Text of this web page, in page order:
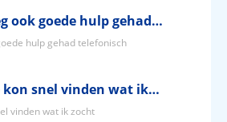
ook goede hulp gehad…
hulp gehad telefonisch
snel vinden wat ik…
vinden wat ik zocht